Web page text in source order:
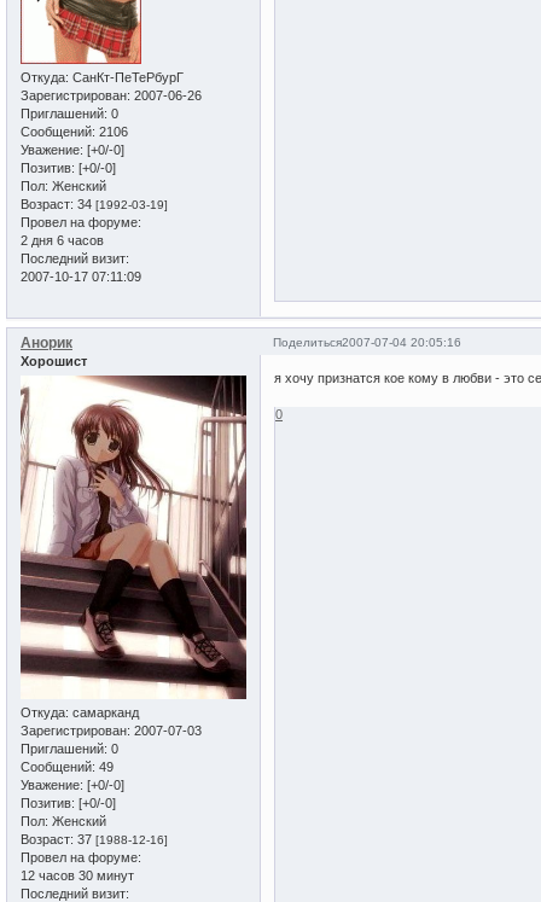
Откуда: СанКт-ПеТеРбурГ
Зарегистрирован: 2007-06-26
Приглашений: 0
Сообщений: 2106
Уважение: [+0/-0]
Позитив: [+0/-0]
Пол: Женский
Возраст: 34 [1992-03-19]
Провел на форуме:
2 дня 6 часов
Последний визит:
2007-10-17 07:11:09
Поделиться2007-07-04 20:05:16
Анорик
Хорошист
Откуда: самарканд
Зарегистрирован: 2007-07-03
Приглашений: 0
Сообщений: 49
Уважение: [+0/-0]
Позитив: [+0/-0]
Пол: Женский
Возраст: 37 [1988-12-16]
Провел на форуме:
12 часов 30 минут
Последний визит:
я хочу признатся кое кому в любви - это
0